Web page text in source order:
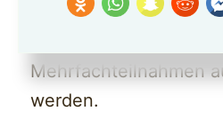
Weder gibt der
Mehrfachteilnahmen
werden.